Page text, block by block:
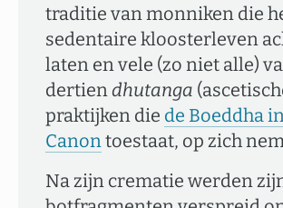
traditie van monniken die
sedentaire kloosterleven
laten en vele (zo niet alle)
dertiendhutanga
praktijken die de Boeddha
Canontoestaat, op zich
Na zijn crematie werden